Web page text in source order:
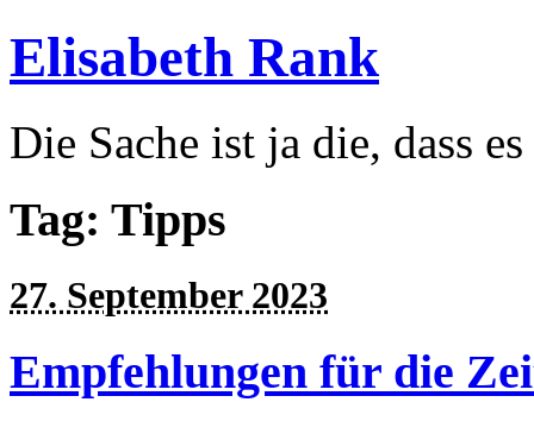
Elisabeth Rank
Die Sache ist ja die, dass
Tag: Tipps
27. September 2023
Empfehlungen für die